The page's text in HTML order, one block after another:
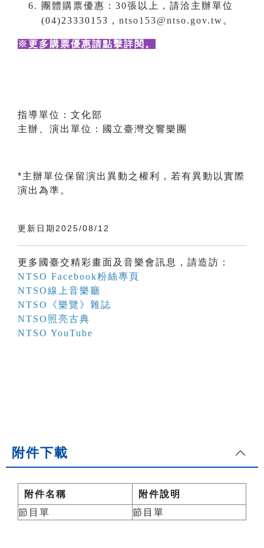
團體購票優惠：30張以上，請洽主辦單位
(04)23330153， ntso153@ntso.gov.tw 。
※更多購票優惠請點擊詳閱 。
指導單位：文化部
主辦、演出單位：國立臺灣交響樂團
*主辦單位保留演出異動之權利，若有異動以實際
演出為準。
更新日期2025/08/12
更多國臺交精彩畫面及音樂會訊息，請造訪：
NTSO Facebook粉絲專頁
NTSO線上音樂廳
NTSO《樂覽》雜誌
NTSO照亮古典
NTSO YouTube
附件下載
附件名稱
附件說明
節目單
節目單